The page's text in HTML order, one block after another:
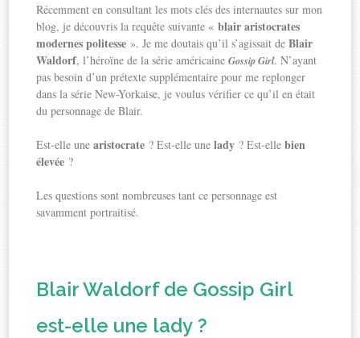
Récemment en consultant les mots clés des internautes sur mon
blog, je découvris la requête suivante «blair aristocrates
modernes politesse ». Je me doutais qu’il s’agissait deBlair
Waldorf, l’héroïne de la série américaineGossip Girl. N’ayant
pas besoin d’un prétexte supplémentaire pour me replonger
dans la série New-Yorkaise, je voulus vérifier ce qu’il en était
du personnage de Blair.
Est-elle unearistocrate ? Est-elle unelady ? Est-ellebien
élevée ?
Les questions sont nombreuses tant ce personnage est
savamment portraitisé.
Blair Waldorf de Gossip Girl
est-elle une lady ?